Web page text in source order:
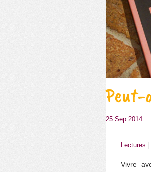
Peut-
25 Sep 2014
Lectures
Vivre